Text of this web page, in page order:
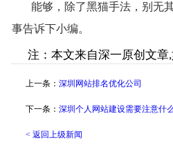
能够，除了黑猫手法，别无
事告诉下小编。
注：本文来自深一原创文章
上一条： 深圳网站排名优化公司
下一条： 深圳个人网站建设需要注意什
< 返回上级新闻